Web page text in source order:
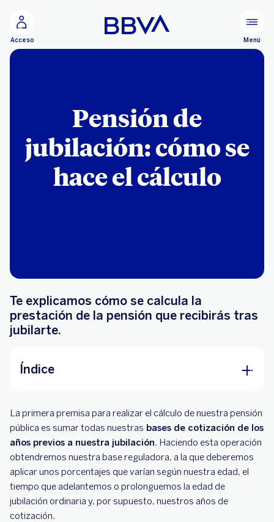
Acceso Menú
Pensión de
jubilación: cómo se
hace el cálculo
Te explicamos cómo se calcula la
prestación de la pensión que recibirás tras
jubilarte.
Índice
reguladora de la pensión de jubilación?
Requisitos mínimos de la pensión de jubilación
¿Qué pasa si soy autónomo?
¿Cómo se calcula?
¿Estás pensando en jubilarte? BBVA quiere
La primera premisa para realizar el cálculo de nuestra pensión
pública es sumar todas nuestras bases de cotización de los
años previos a nuestra jubilación. Haciendo esta operación
obtendremos nuestra base reguladora, a la que deberemos
aplicar unos porcentajes que varían según nuestra edad, el
tiempo que adelantemos o prolonguemos la edad de
jubilación ordinaria y, por supuesto, nuestros años de
cotización.